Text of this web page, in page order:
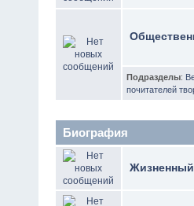
Подразделы:
почитателей
Биография
Жизненный